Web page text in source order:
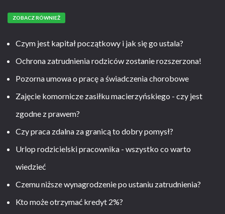
ZOBACZ RÓWNIEŻ
Czym jest kapitał początkowy i jak się go ustala?
Ochrona zatrudnienia rodziców zostanie rozszerzona!
Pozorna umowa o pracę a świadczenia chorobowe
Zajęcie komornicze zasiłku macierzyńskiego - czy jest
zgodne z prawem?
Czy praca zdalna za granicą to dobry pomysł?
Urlop rodzicielski pracownika - wszystko co warto
wiedzieć
Czemu niższe wynagrodzenie po ustaniu zatrudnienia?
Kto może otrzymać kredyt 2%?